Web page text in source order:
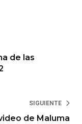
de las
SIGUIENTE
de Maluma